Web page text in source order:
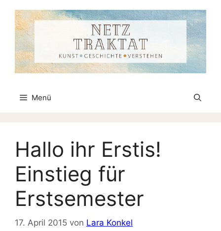
Inhalt
springen
Menü
Hallo ihr Erstis!
Einstieg für
Erstsemester
17. April 2015 von Lara Konkel